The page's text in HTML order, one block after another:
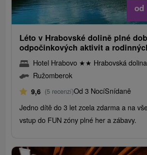
od
Léto v Hrabovské dolině plné
odpočinkových aktivit a
Hotel Hrabovo ★★ Hrabovská dolina
Ružomberok
9,6 (5 recenzí)Od 3 NocíSnídaně
Jedno dítě do 3 let zcela zdarma a na
vstup do FUN zóny plné her a zábavy.